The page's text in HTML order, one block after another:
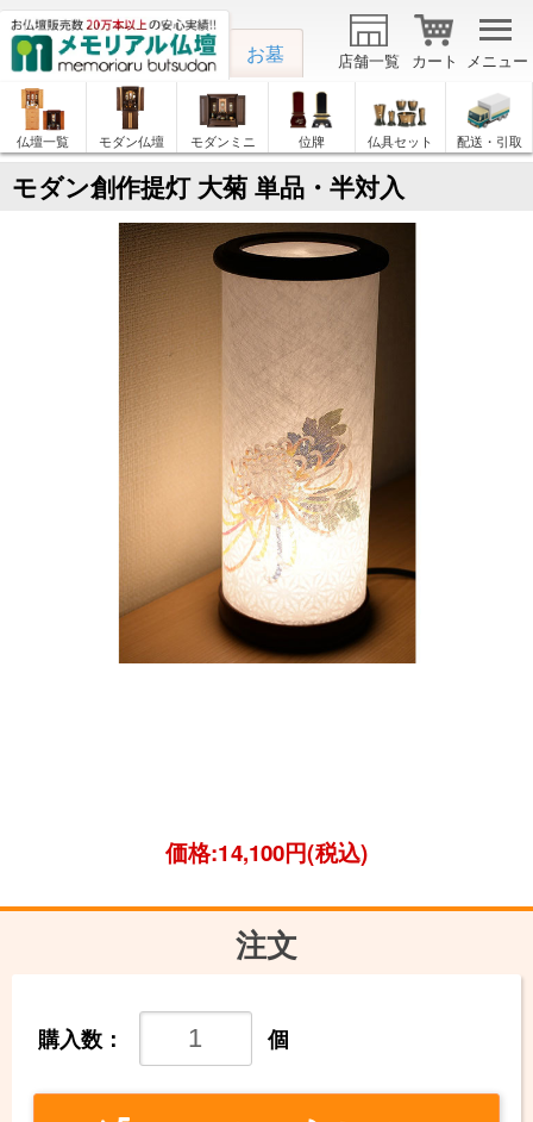
お墓 メニュー
カート
店舗一覧
仏壇一覧 モダン仏壇 モダンミニ 位牌 仏具セット 配送・引取
モダン創作提灯 大菊 単品・半対入
価格:14,100円(税込)
注文
購入数： 個